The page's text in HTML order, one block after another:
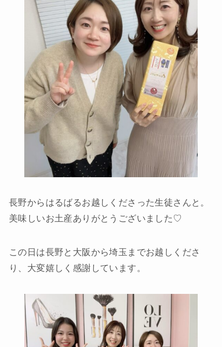
長野からはるばるお越しくださった生徒さんと。
美味しいお土産ありがとうございました♡
この日は長野と大阪から埼玉までお越しくださ
り、大変嬉しく感謝しています。